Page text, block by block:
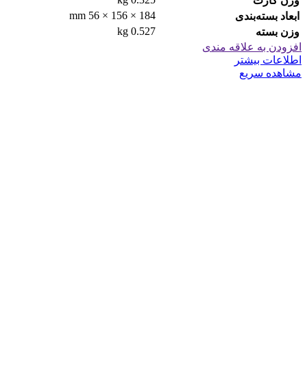
ابعاد بسته‌بندی
184 × 156 × 56 mm
وزن بسته
0.527 kg
افزودن به علاقه مندی
اطلاعات بیشتر
مشاهده سریع